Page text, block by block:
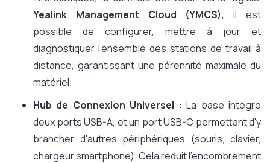
Yealink Management Cloud (YMCS),
il est
possible de configurer, mettre à jour et
diagnostiquer l'ensemble des stations de travail à
distance, garantissant une pérennité maximale du
matériel.
Hub de Connexion Universel :La base intègre
deux ports USB-A, et un port USB-C permettant d'y
brancher d'autres périphériques (souris, clavier,
chargeur smartphone). Cela réduit l'encombrement